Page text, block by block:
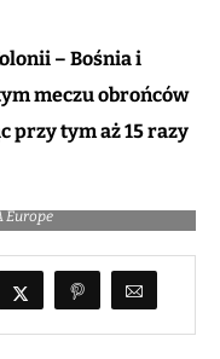
– Bośnia i
meczu obrońców
przy tym aż 15 razy
Europe